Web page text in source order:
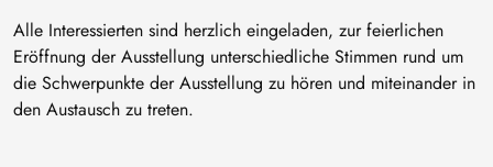
Alle Interessierten sind herzlich eingeladen, zur feierlichen
Eröffnung der Ausstellung unterschiedliche Stimmen rund um
die Schwerpunkte der Ausstellung zu hören und miteinander in
den Austausch zu treten.